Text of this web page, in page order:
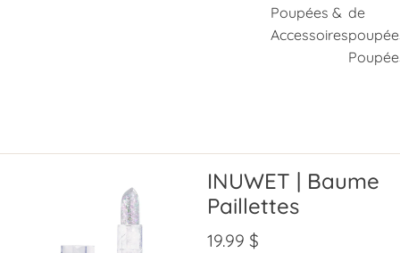
Poupées &
Accessoires
de
INUWET | Baume
Paillettes
19.99$